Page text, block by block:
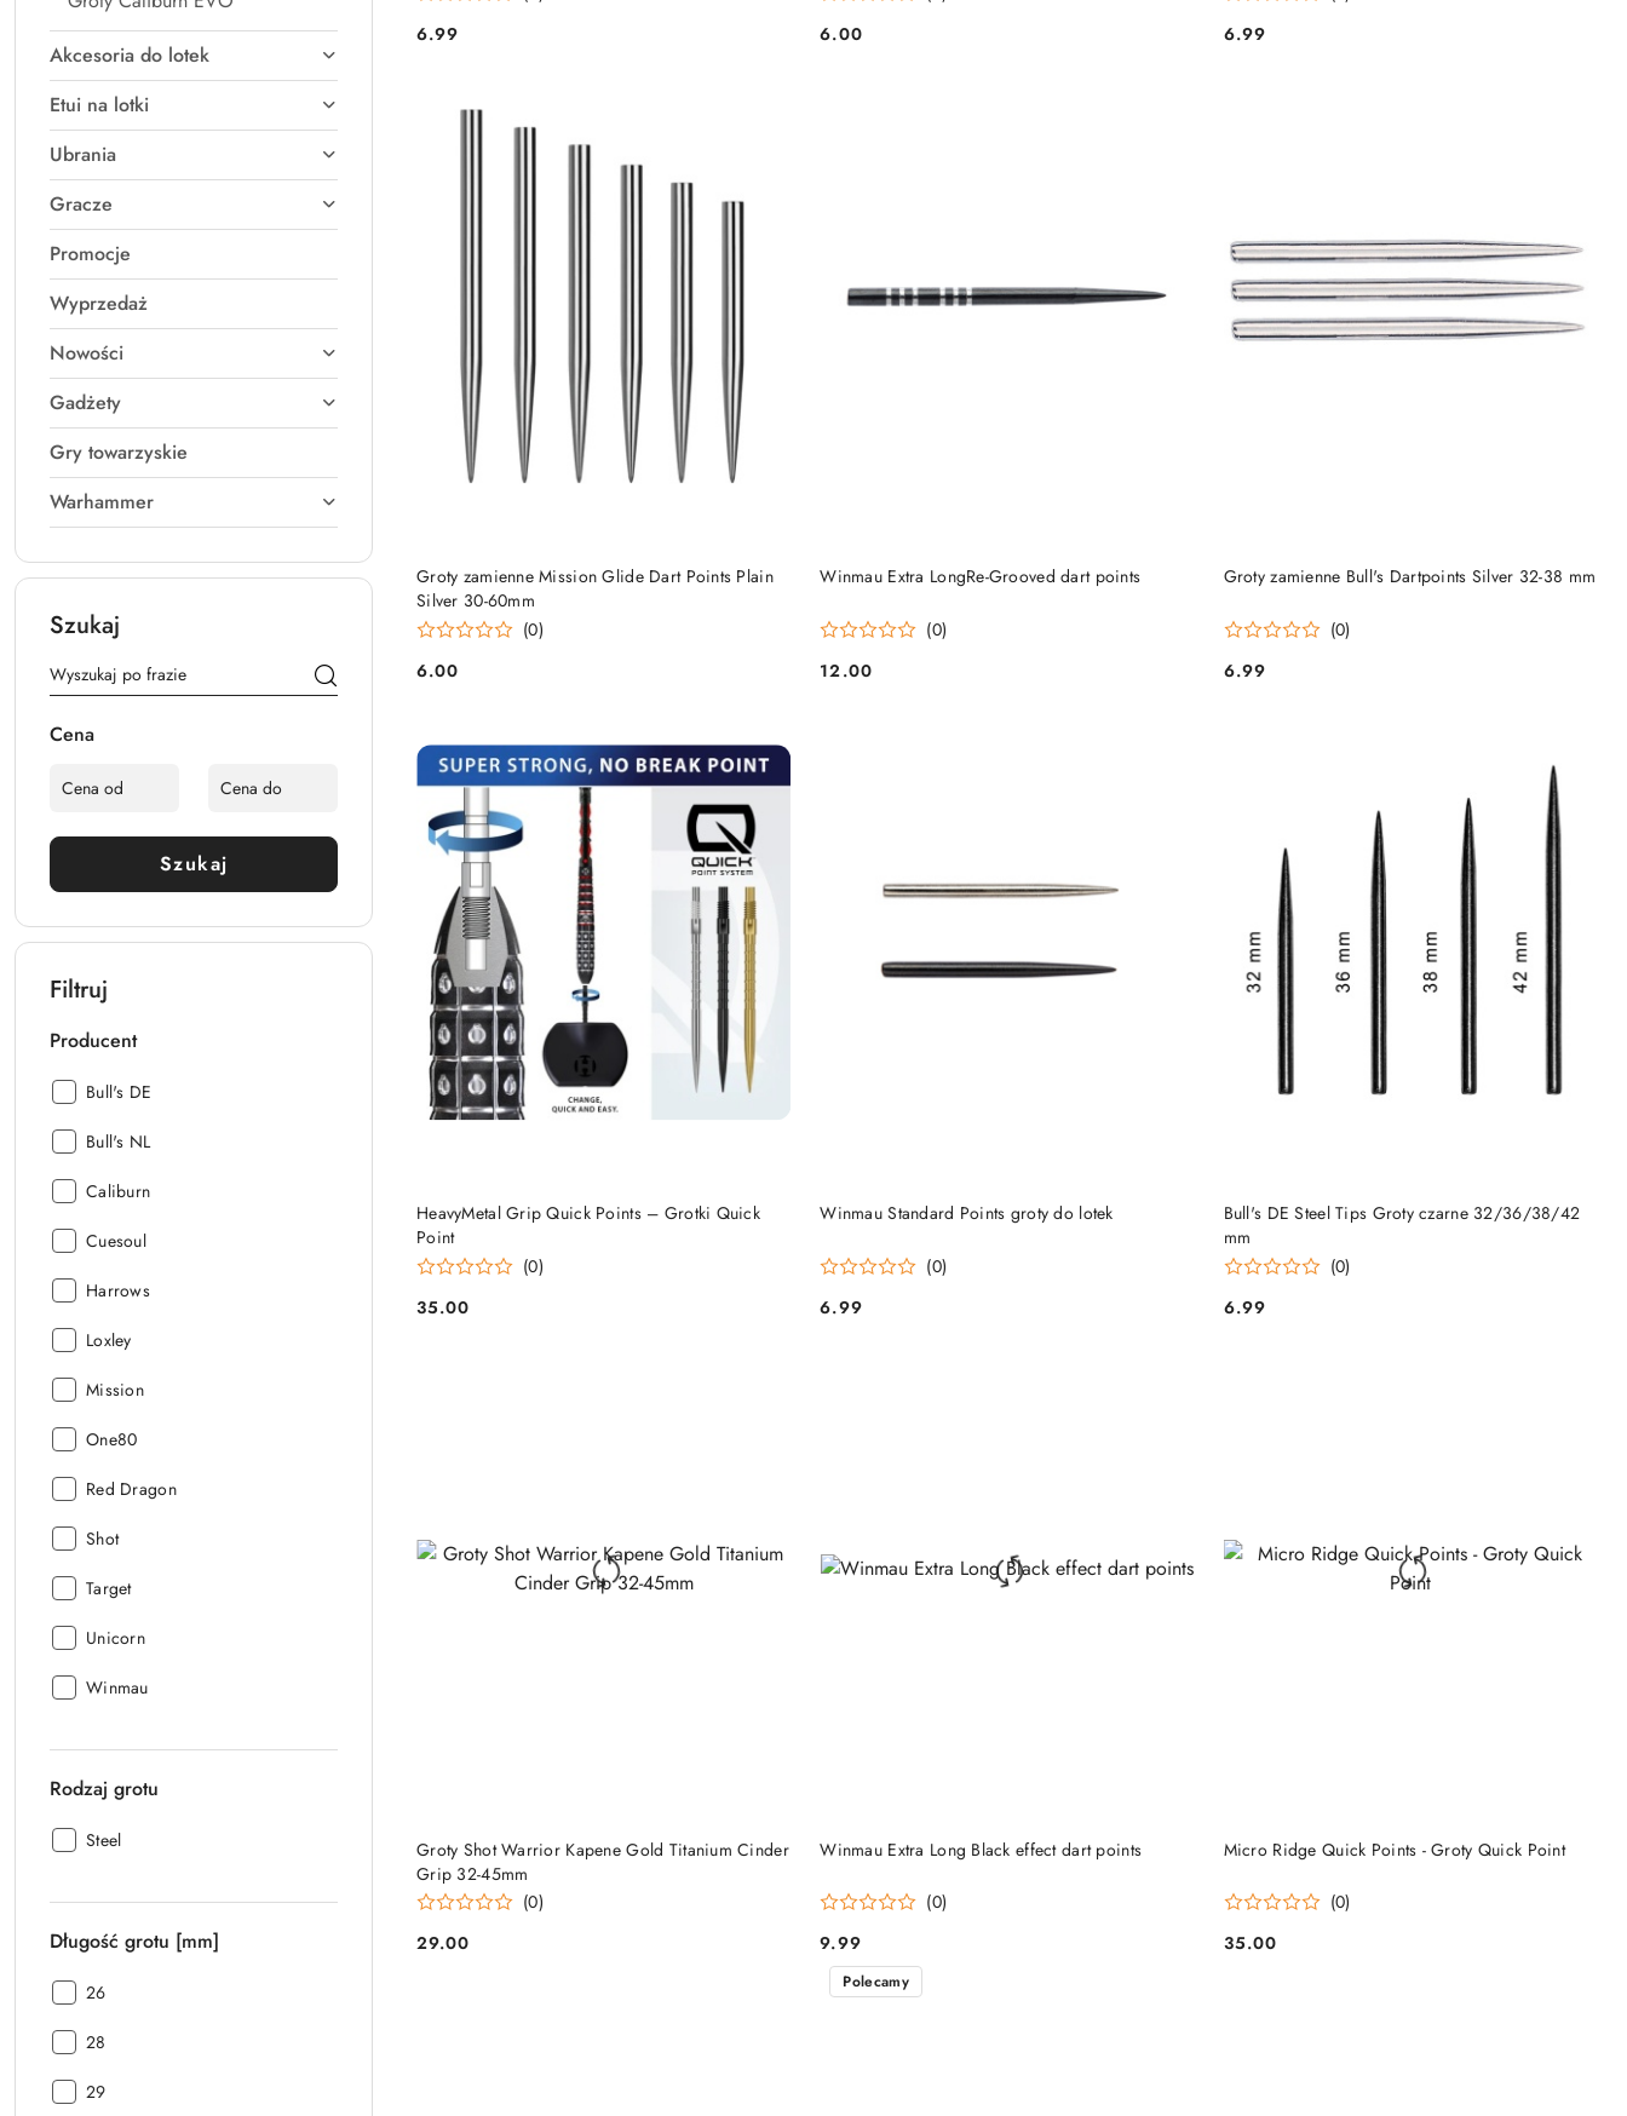
Akcesoria do lotek
Etui na lotki
Ubrania
Gracze
Promocje
Wyprzedaż
Nowości
Gadżety
Gry towarzyskie
Warhammer
Szukaj
Cena
Szukaj
Filtruj
Producent
Producent:
Bull's DE
Producent:
Bull's NL
Producent:
Caliburn
Producent:
Cuesoul
Producent:
Harrows
Producent:
Loxley
Producent:
Mission
Producent:
One80
Producent:
Red Dragon
Producent:
Shot
Producent:
Target
Producent:
Unicorn
Producent:
Winmau
Rodzaj grotu
Rodzaj
Steel
Długość grotu [mm]
Długość
[mm]:
26
Długość
[mm]:
28
Długość
29
Cena:
6.99 Cena:
6.00 Cena:
6.99
Groty zamienne Mission Glide Dart Points Plain
Silver 30-60mm
(0)
Cena:
6.00
DO KOSZYKA Winmau Extra LongRe-Grooved dart points
(0)
Cena:
12.00
DO KOSZYKA Groty zamienne Bull's Dartpoints Silver 32-38 mm
(0)
Cena:
6.99
DO KOSZYKA
HeavyMetal Grip Quick Points – Grotki Quick
Point
(0)
Cena:
35.00
DO KOSZYKA Winmau Standard Points groty do lotek
(0)
Cena:
6.99
DO KOSZYKA
Bull's DE Steel Tips Groty czarne 32/36/38/42
mm
(0)
Cena:
6.99
DO KOSZYKA
Groty Shot Warrior Kapene Gold Titanium Cinder
Grip 32-45mm
(0)
Cena:
29.00
DO KOSZYKA Winmau Extra Long Black effect dart points
(0)
Cena:
9.99
DO KOSZYKA Micro Ridge Quick Points - Groty Quick Point
(0)
Cena:
35.00
DO KOSZYKA
Polecamy